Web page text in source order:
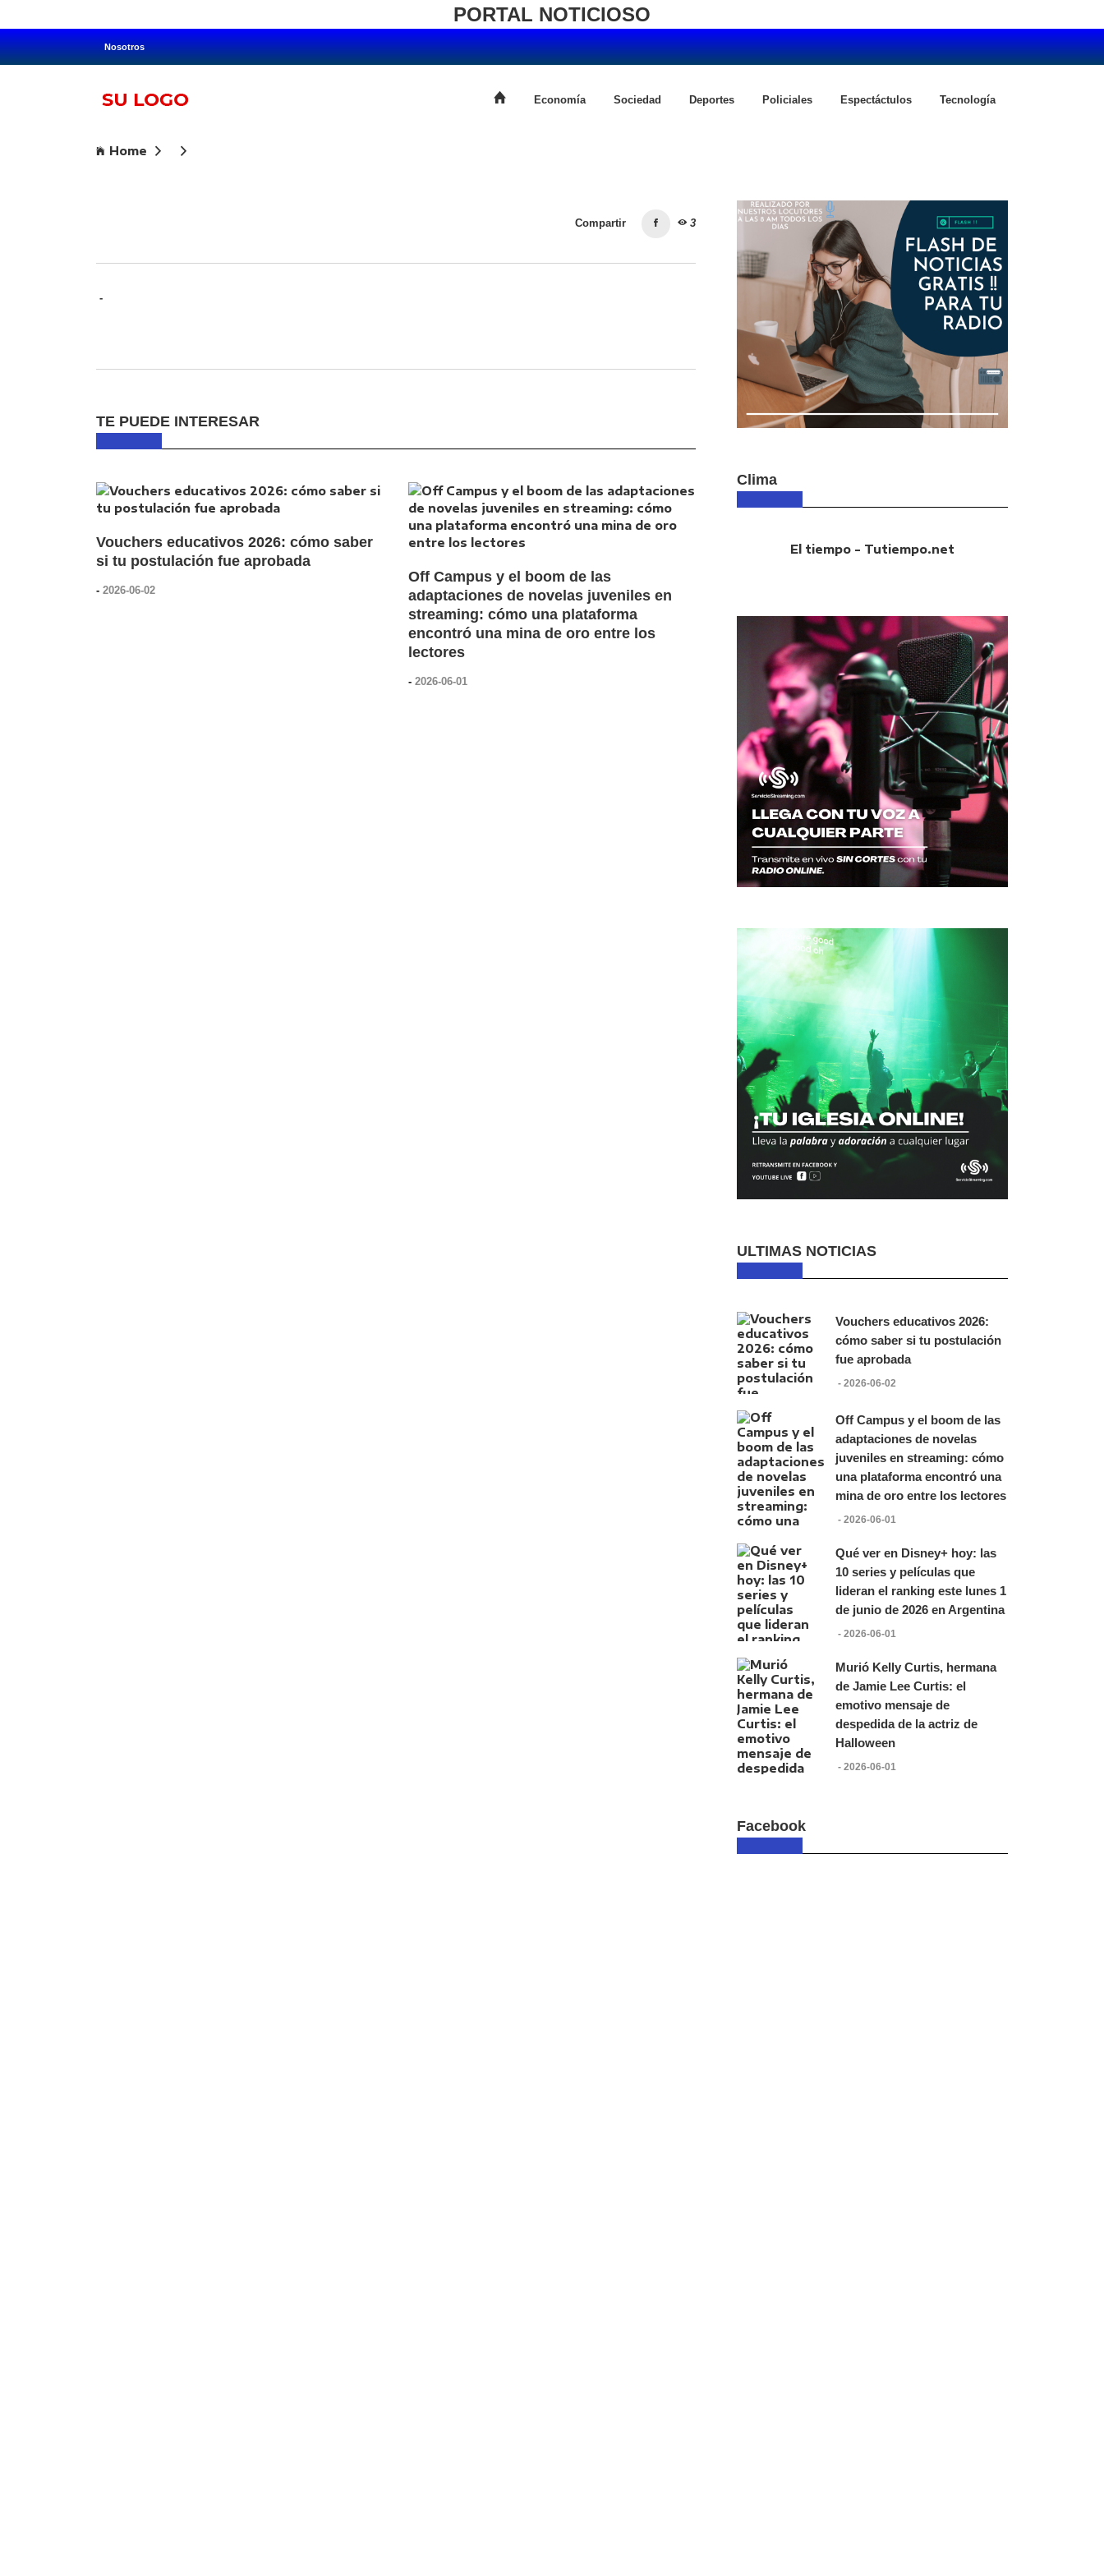
PORTAL NOTICIOSO
Nosotros
Economía Sociedad Deportes Policiales Espectáctulos Tecnología
Home
Compartir 3
-
TE PUEDE INTERESAR
Vouchers educativos 2026: cómo saber
si tu postulación fue aprobada
- 2026-06-02
Off Campus y el boom de las
adaptaciones de novelas juveniles en
streaming: cómo una plataforma
encontró una mina de oro entre los
lectores
- 2026-06-01
Clima
El tiempo - Tutiempo.net
ULTIMAS NOTICIAS
Vouchers educativos 2026:
cómo saber si tu postulación
fue aprobada
- 2026-06-02
Off Campus y el boom de las
adaptaciones de novelas
juveniles en streaming: cómo
una plataforma encontró una
mina de oro entre los lectores
- 2026-06-01
Qué ver en Disney+ hoy: las
10 series y películas que
lideran el ranking este lunes 1
de junio de 2026 en Argentina
- 2026-06-01
Murió Kelly Curtis, hermana
de Jamie Lee Curtis: el
emotivo mensaje de
despedida de la actriz de
Halloween
- 2026-06-01
Facebook